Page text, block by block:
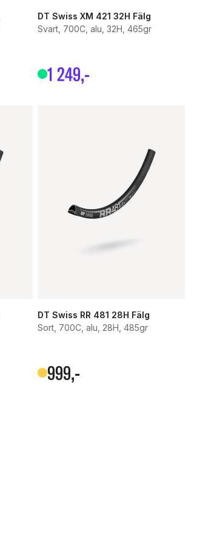
DT Swiss XM 421 32H Fälg
Svart, 700C, alu, 32H, 465gr
1 249,-
DT Swiss RR 481 28H Fälg
Sort, 700C, alu, 28H, 485gr
999,-